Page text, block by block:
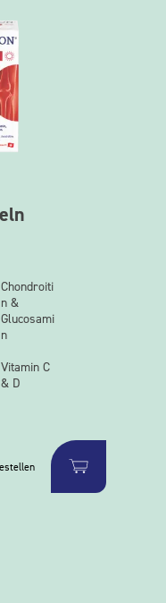
Chondroiti
n &
Glucosami
n
Vitamin C
& D